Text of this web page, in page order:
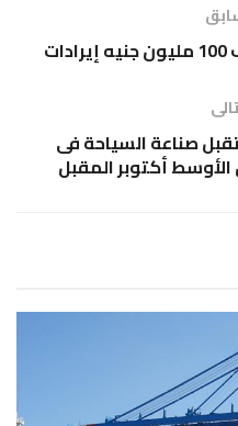
صناعة السياحة فى
أكتوبر المقبل